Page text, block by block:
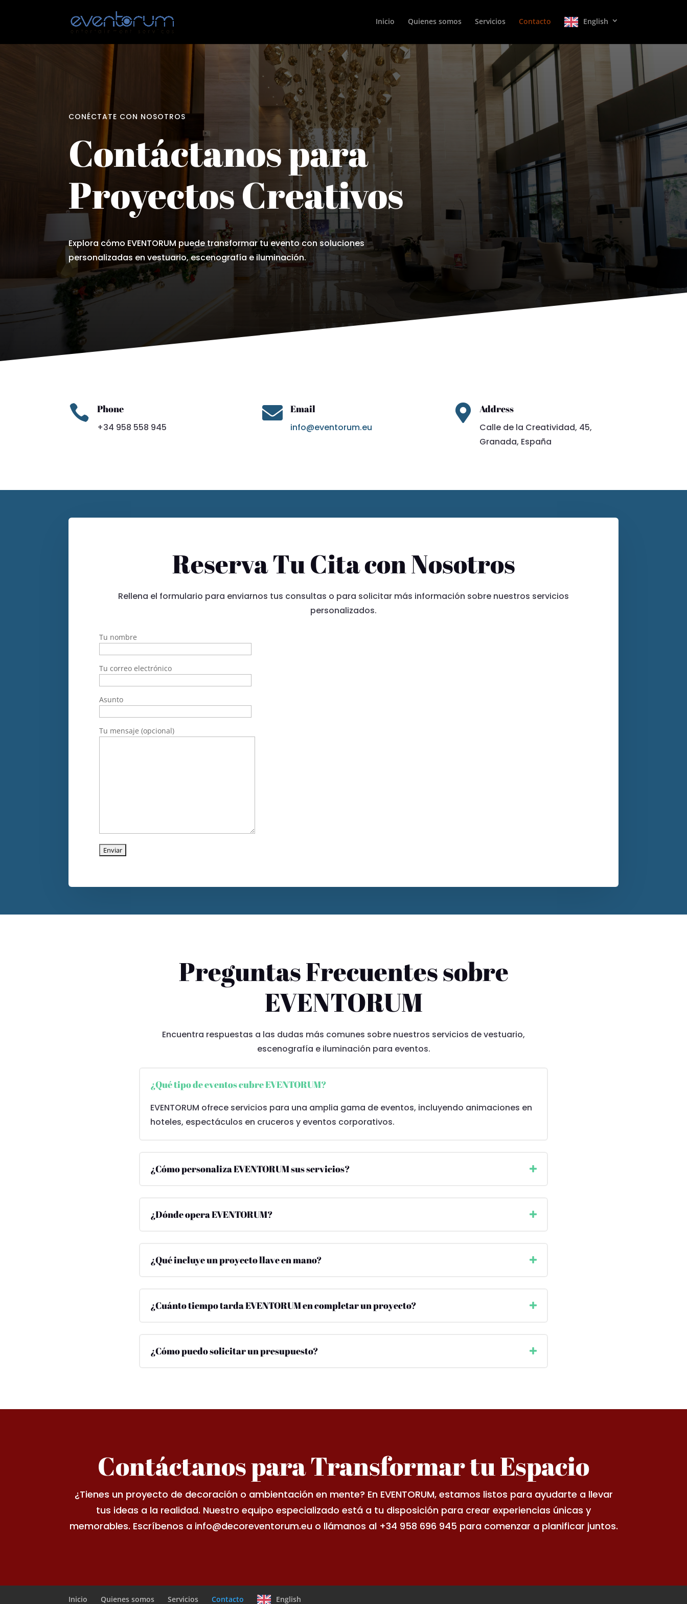
Inicio Quienes somos Servicios Contacto English
CONÉCTATE CON NOSOTROS
Contáctanos para
Proyectos Creativos
Explora cómo EVENTORUM puede transformar tu evento con soluciones
personalizadas en vestuario, escenografía e iluminación.
 Phone
+34 958 558 945
 Email
info@eventorum.eu
 Address
Calle de la Creatividad, 45,
Granada, España
Reserva Tu Cita con Nosotros
Rellena el formulario para enviarnos tus consultas o para solicitar más información sobre nuestros servicios
personalizados.
Tu nombre
Tu correo electrónico
Asunto
Tu mensaje (opcional)
Preguntas Frecuentes sobre
EVENTORUM
Encuentra respuestas a las dudas más comunes sobre nuestros servicios de vestuario,
escenografía e iluminación para eventos.
¿Qué tipo de eventos cubre EVENTORUM?
EVENTORUM ofrece servicios para una amplia gama de eventos, incluyendo animaciones en
hoteles, espectáculos en cruceros y eventos corporativos.
¿Cómo personaliza EVENTORUM sus servicios?
¿Dónde opera EVENTORUM?
¿Qué incluye un proyecto llave en mano?
¿Cuánto tiempo tarda EVENTORUM en completar un proyecto?
¿Cómo puedo solicitar un presupuesto?
Contáctanos para Transformar tu Espacio
¿Tienes un proyecto de decoración o ambientación en mente? En EVENTORUM, estamos listos para ayudarte a llevar
tus ideas a la realidad. Nuestro equipo especializado está a tu disposición para crear experiencias únicas y
memorables. Escríbenos a info@decoreventorum.eu o llámanos al +34 958 696 945 para comenzar a planificar juntos.
Inicio Quienes somos Servicios Contacto English